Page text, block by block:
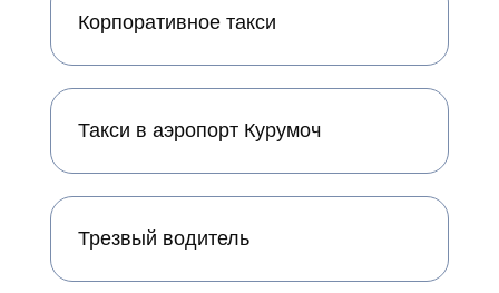
Корпоративное такси
Такси в аэропорт Курумоч
Трезвый водитель